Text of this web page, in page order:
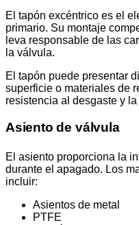
El tapón excéntrico es el
primario. Su montaje
leva responsable de las
la válvula.
El tapón puede presentar
superficie o materiales de
resistencia al desgaste y
Asiento de válvula
El asiento proporciona la
durante el apagado. Los
incluir:
Asientos de metal
PTFE